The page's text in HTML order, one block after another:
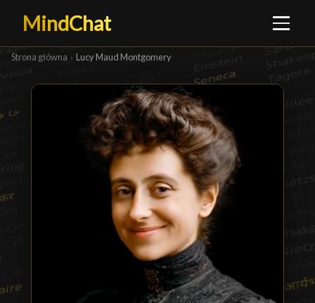
MindChat
Strona główna › Lucy Maud Montgomery